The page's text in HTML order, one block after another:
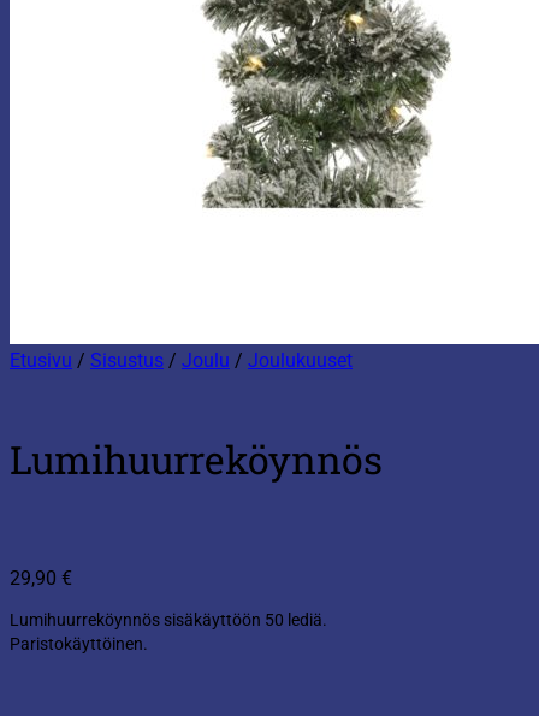
Etusivu / Sisustus / Joulu / Joulukuuset
Lumihuurreköynnös
29,90 €
Lumihuurreköynnös sisäkäyttöön 50 lediä.
Paristokäyttöinen.